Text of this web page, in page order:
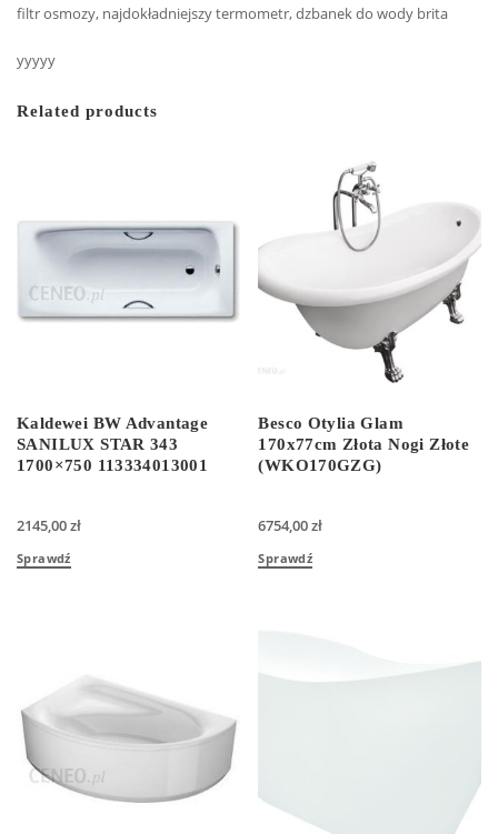
filtr osmozy, najdokładniejszy termometr, dzbanek do wody brita
yyyyy
Related products
Kaldewei BW Advantage
SANILUX STAR 343
1700×750 113334013001
2145,00zł
Sprawdź
Besco Otylia Glam
170x77cm Złota Nogi Złote
(WKO170GZG)
6754,00zł
Sprawdź